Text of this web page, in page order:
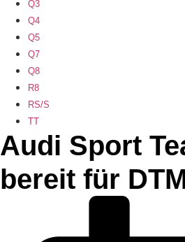
Q3
Q4
Q5
Q7
Q8
R8
RS/S
TT
Audi Sport
bereit für